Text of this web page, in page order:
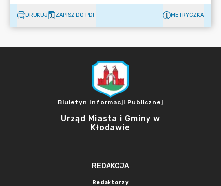
DRUKUJ ZAPISZ DO PDF METRYCZKA
Biuletyn Informacji Publicznej
Urząd Miasta i Gminy w
Kłodawie
REDAKCJA
Redaktorzy